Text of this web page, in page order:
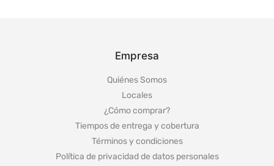
Empresa
Quiénes Somos
Locales
¿Cómo comprar?
Tiempos de entrega y cobertura
Términos y condiciones
Política de privacidad de datos personales